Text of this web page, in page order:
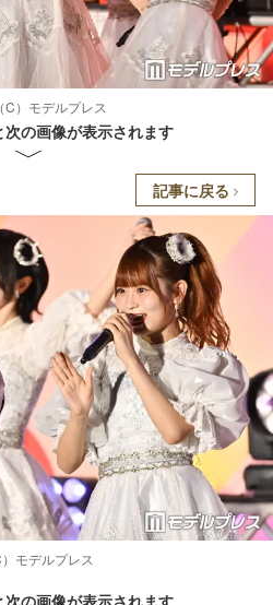
）モデルプレス
次の画像が表示されます
記事に戻る
モデルプレス
次の画像が表示されます